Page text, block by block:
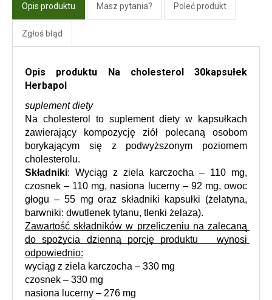
Opis produktu Masz pytania? Poleć produkt
Zgłoś błąd
Opis produktu Na cholesterol 30kapsułek
Herbapol
suplement diety
Na cholesterol to suplement diety w kapsułkach
zawierający kompozycję ziół polecaną osobom
borykającym się z podwyższonym poziomem
cholesterolu.
Składniki: Wyciąg z ziela karczocha – 110 mg,
czosnek – 110 mg, nasiona lucerny – 92 mg, owoc
głogu – 55 mg oraz składniki kapsułki (żelatyna,
barwniki: dwutlenek tytanu, tlenki żelaza).
Zawartość składników w przeliczeniu na zalecaną
do spożycia dzienną porcję produktu   wynosi
odpowiednio:
wyciąg z ziela karczocha – 330 mg
czosnek – 330 mg
nasiona lucerny – 276 mg